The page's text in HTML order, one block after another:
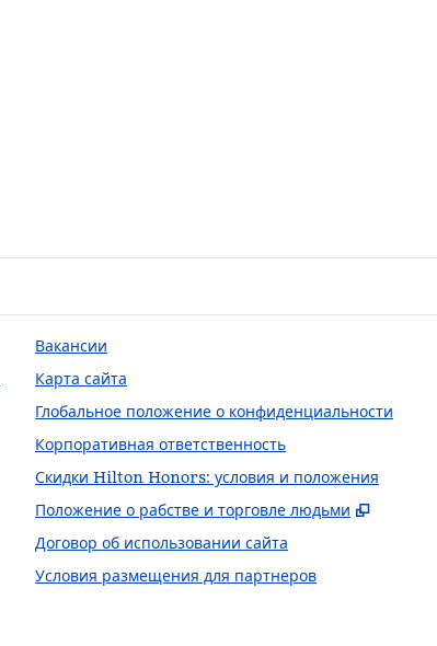
Вакансии
Карта сайта
Глобальное положение о конфиденциальности
Корпоративная ответственность
Скидки Hilton Honors: условия и положения
Положение о рабстве и торговле людьми
,
Договор об использовании сайта
Условия размещения для партнеров